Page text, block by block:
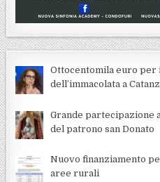
Ottocentomila euro per
dell’immacolata a
Grande partecipazione
del patrono san Donato
Nuovo finanziamento
aree rurali